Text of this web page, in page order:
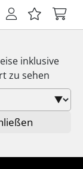
inklusive
zu sehen